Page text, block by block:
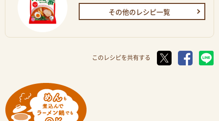
その他のレシピ一覧
このレシピを共有する